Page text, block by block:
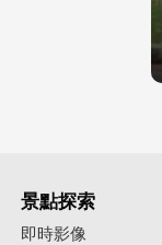
景點探索
即時影像